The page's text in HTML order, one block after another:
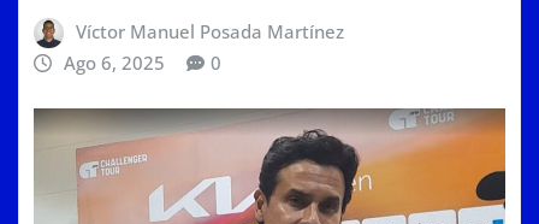
Víctor Manuel Posada Martínez
Ago 6, 2025
0